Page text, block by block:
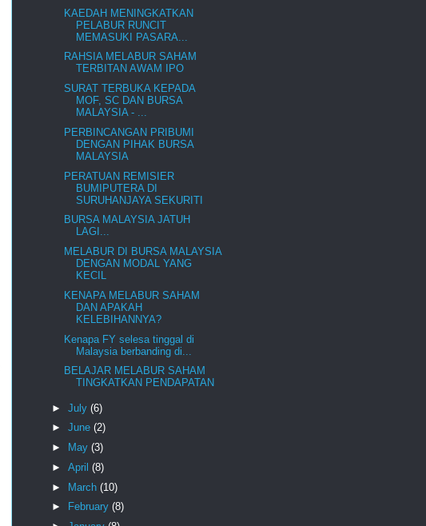
KAEDAH MENINGKATKAN
PELABUR RUNCIT
MEMASUKI PASARA...
RAHSIA MELABUR SAHAM
TERBITAN AWAM IPO
SURAT TERBUKA KEPADA
MOF, SC DAN BURSA
MALAYSIA - ...
PERBINCANGAN PRIBUMI
DENGAN PIHAK BURSA
MALAYSIA
PERATUAN REMISIER
BUMIPUTERA DI
SURUHANJAYA SEKURITI
BURSA MALAYSIA JATUH
LAGI...
MELABUR DI BURSA MALAYSIA
DENGAN MODAL YANG
KECIL
KENAPA MELABUR SAHAM
DAN APAKAH
KELEBIHANNYA?
Kenapa FY selesa tinggal di
Malaysia berbanding di...
BELAJAR MELABUR SAHAM
TINGKATKAN PENDAPATAN
► July (6)
► June (2)
►
May (3)
► April (8)
► March (10)
►
February (8)